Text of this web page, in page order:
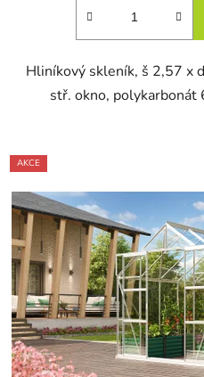
Hliníkový skleník, š 2,57 x
stř. okno, polykarbonát
AKCE